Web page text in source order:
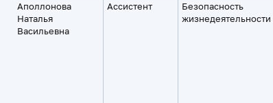
Аполлонова
Наталья
Васильевна
Ассистент
Безопасность
жизнедеятельности